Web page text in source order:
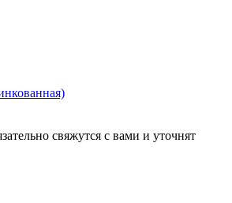
свяжутся с вами и уточнят